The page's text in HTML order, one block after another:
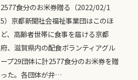
2577食分のお米券贈る（2022/02/1
5）京都新聞社会福祉事業団はこのほ
ど、高齢者世帯に食事を届ける京都
府、滋賀県内の配食ボランティアグル
ープ29団体に計2577食分のお米券を贈
った。各団体が弁…